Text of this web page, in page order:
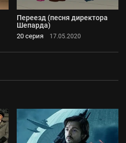
Переезд (песня директора
Шепарда)
20 серия 17.05.2020